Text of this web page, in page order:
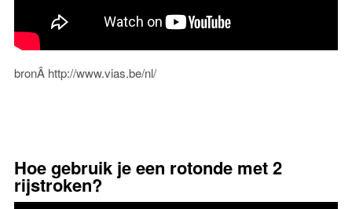
bronÂ http://www.vias.be/nl/
Hoe gebruik je een rotonde met 2
rijstroken?